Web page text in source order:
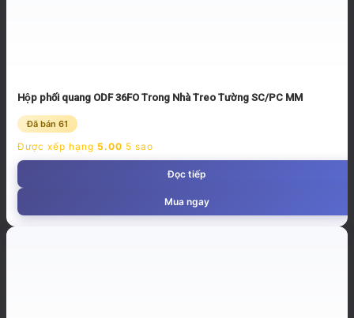
Hộp phối quang ODF 36FO Trong Nhà Treo Tường SC/PC MM
Đã bán 61
Được xếp hạng 5.00 5 sao
Đọc tiếp
Mua ngay